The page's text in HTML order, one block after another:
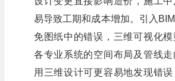
易导致工期和成本增加。引入
免图纸中的错误，三维可视化
各专业系统的空间布局及管线走
用三维设计可更容易地发现错